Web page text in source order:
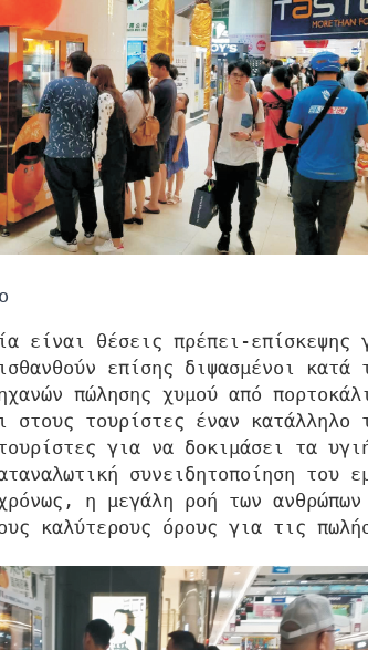
είναι θέσεις πρέπει-
επίσης διψασμένοι
πώλησης χυμού από
στους τουρίστες έναν
για να δοκιμάσει τα
συνειδητοποίηση του
η μεγάλη ροή των
καλύτερους όρους για τις